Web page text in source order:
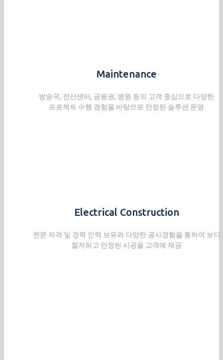
Maintenance
방송국, 전산센터, 금융권, 병원 등의 고객 중심으로 다양한
프로젝트 수행 경험을 바탕으로 안정된 솔루션 운영
Electrical Construction
전문 자격 및 경력 인력 보유와 다양한 공사경험을 통하여 보다
철저하고 안정된 시공을 고객에 제공